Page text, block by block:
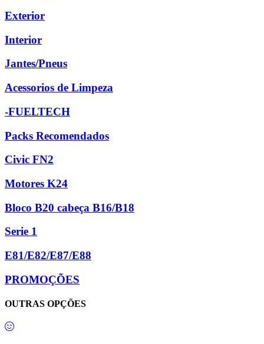
Exterior
Interior
Jantes/Pneus
Acessorios de Limpeza
-FUELTECH
Packs Recomendados
Civic FN2
Motores K24
Bloco B20 cabeça B16/B18
Serie 1
E81/E82/E87/E88
PROMOÇÕES
OUTRAS OPÇÕES